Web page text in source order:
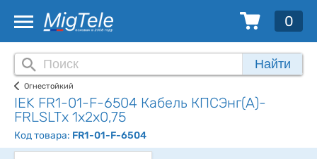
0
Найти
Огнестойкий
IEK FR1-01-F-6504 Кабель КПСЭнг(А)-
FRLSLTх 1х2х0,75
Код товара: FR1-01-F-6504